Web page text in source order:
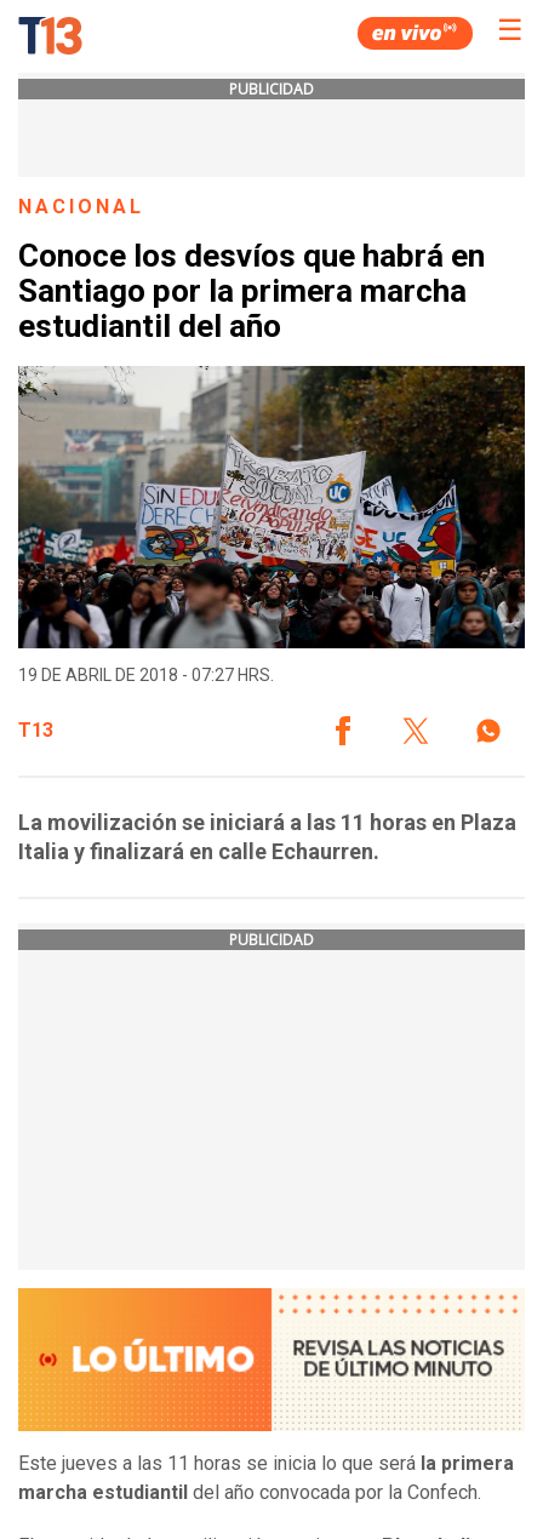
☰
PUBLICIDAD
NACIONAL
Conoce los desvíos que habrá en
Santiago por la primera marcha
estudiantil del año
19 DE ABRIL DE 2018 - 07:27 HRS.
T13
La movilización se iniciará a las 11 horas en Plaza
Italia y finalizará en calle Echaurren.
PUBLICIDAD
Este jueves a las 11 horas se inicia lo que será la primera
marcha estudiantil del año convocada por la Confech.